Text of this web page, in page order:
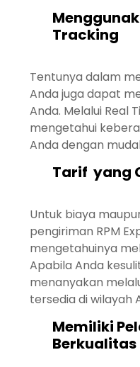
Tracking
Tentunya dalam
Anda juga dapat
Anda. Melalui Real
mengetahui
Anda dengan
Tarif yang
Untuk biaya
pengiriman RPM
mengetahuinya
Apabila Anda
menanyakan
tersedia di wilayah
Memiliki
Berkualitas